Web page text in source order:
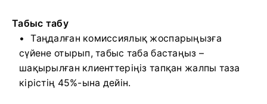
Табыс табу
Таңдалған комиссиялық жоспарыңызға
сүйене отырып, табыс таба бастаңыз –
шақырылған клиенттеріңіз тапқан жалпы таза
кірістің 45%-ына дейін.